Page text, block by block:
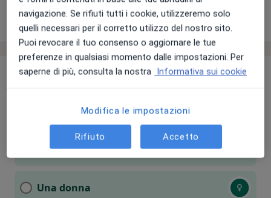
Chiedi di attivare le prenotazioni online
del tuo specialista?
Nessuna preferenza
Una donna
navigazione. Se rifiuti tutti i cookie, utilizzeremo solo
quelli necessari per il corretto utilizzo del nostro sito.
Puoi revocare il tuo consenso o aggiornare le tue
preferenze in qualsiasi momento dalle impostazioni. Per
saperne di più, consulta la nostra Informativa sui cookie
Modifica le impostazioni
Rifiuto Accetto